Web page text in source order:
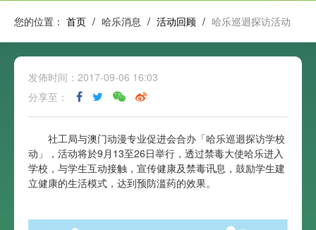
您的位置： 首页 / 哈乐消息 / 活动回顾 / 哈乐巡迴探访活动
发佈时间：2017-09-06 16:03
分享至：
社工局与澳门动漫专业促进会合办「哈乐巡迴探访学校
动」，活动将於9月13至26日举行，透过禁毒大使哈乐进入
学校，与学生互动接触，宣传健康及禁毒讯息，鼓励学生建
立健康的生活模式，达到预防滥药的效果。